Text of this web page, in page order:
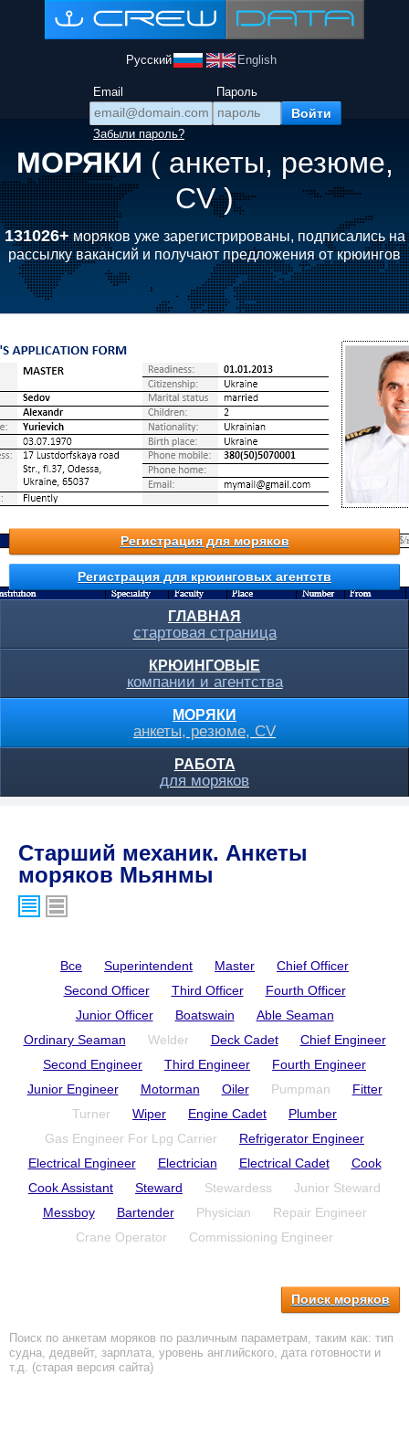
Русский English
Email Пароль
Забыли пароль?
МОРЯКИ ( анкеты, резюме,
CV )
131026+моряков уже зарегистрированы, подписались на
рассылку вакансий и получают предложения от крюингов
Регистрация для моряков
Регистрация для крюинговых агентств
ГЛАВНАЯ
стартовая страница
КРЮИНГОВЫЕ
компании и агентства
МОРЯКИ
анкеты, резюме, CV
РАБОТА
для моряков
Старший механик. Анкеты
моряков Мьянмы
Все Superintendent Master
Chief Officer
Second Officer
Third Officer
Fourth Officer
Junior Officer
Boatswain
Able Seaman
Ordinary Seaman
Welder Deck Cadet
Chief Engineer
Second Engineer
Third Engineer
Fourth Engineer
Junior Engineer
Motorman Oiler Pumpman
Fitter
Turner
Wiper Engine Cadet
Plumber
Gas Engineer For Lpg Carrier
Refrigerator Engineer
Electrical Engineer
Electrician Electrical Cadet
Cook
Cook Assistant
Steward Stewardess
Junior Steward
Messboy
Bartender Physician
Repair Engineer
Crane Operator
Commissioning Engineer
Поиск моряков
Поиск по анкетам моряков по различным параметрам, таким как: тип
судна, дедвейт, зарплата, уровень английского, дата готовности и
т.д. (старая версия сайта)